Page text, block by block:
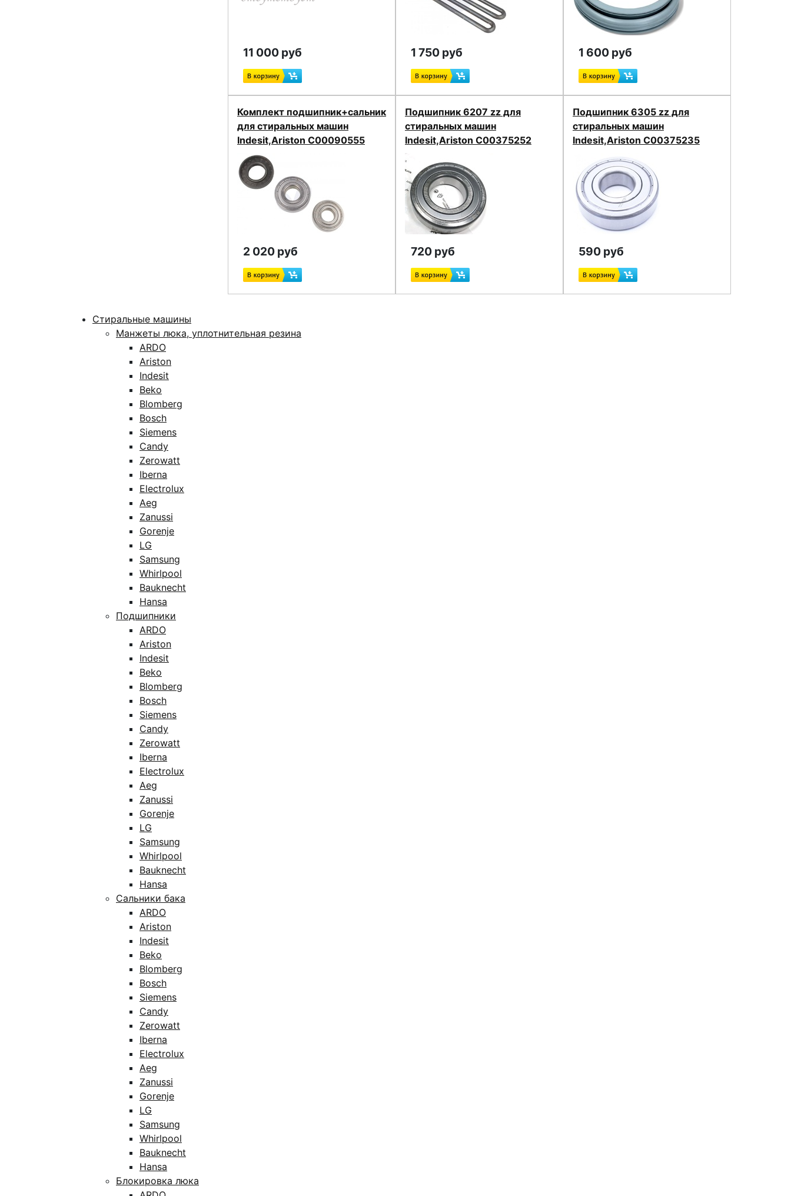
11 000 руб 1 750 руб 1 600 руб
Комплект подшипник+сальник
для стиральных машин
Indesit,Ariston C00090555
2 020 руб
Подшипник 6207 zz для
стиральных машин
Indesit,Ariston C00375252
720 руб
Подшипник 6305 zz для
стиральных машин
Indesit,Ariston C00375235
590 руб
Стиральные машины
Манжеты люка, уплотнительная резина
ARDO
Ariston
Indesit
Beko
Blomberg
Bosch
Siemens
Candy
Zerowatt
Iberna
Electrolux
Aeg
Zanussi
Gorenje
LG
Samsung
Whirlpool
Bauknecht
Hansa
Подшипники
ARDO
Ariston
Indesit
Beko
Blomberg
Bosch
Siemens
Candy
Zerowatt
Iberna
Electrolux
Aeg
Zanussi
Gorenje
LG
Samsung
Whirlpool
Bauknecht
Hansa
Сальники бака
ARDO
Ariston
Indesit
Beko
Blomberg
Bosch
Siemens
Candy
Zerowatt
Iberna
Electrolux
Aeg
Zanussi
Gorenje
LG
Samsung
Whirlpool
Bauknecht
Hansa
Блокировка люка